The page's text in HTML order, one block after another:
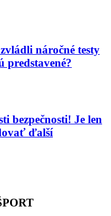
náročné testy
predstavené?
bezpečnosti! Je len
ďalší